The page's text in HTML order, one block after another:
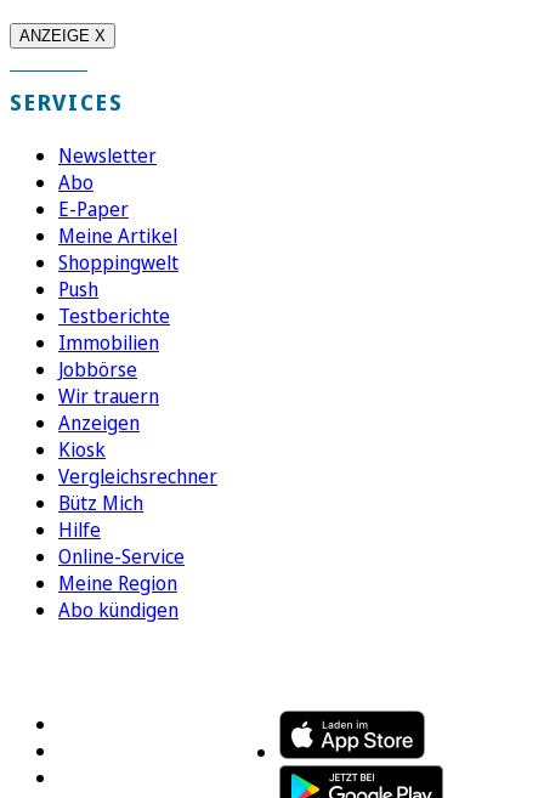
ANZEIGE X
SERVICES
Newsletter
Abo
E-Paper
Meine Artikel
Shoppingwelt
Push
Testberichte
Immobilien
Jobbörse
Wir trauern
Anzeigen
Kiosk
Vergleichsrechner
Bütz Mich
Hilfe
Online-Service
Meine Region
Abo kündigen